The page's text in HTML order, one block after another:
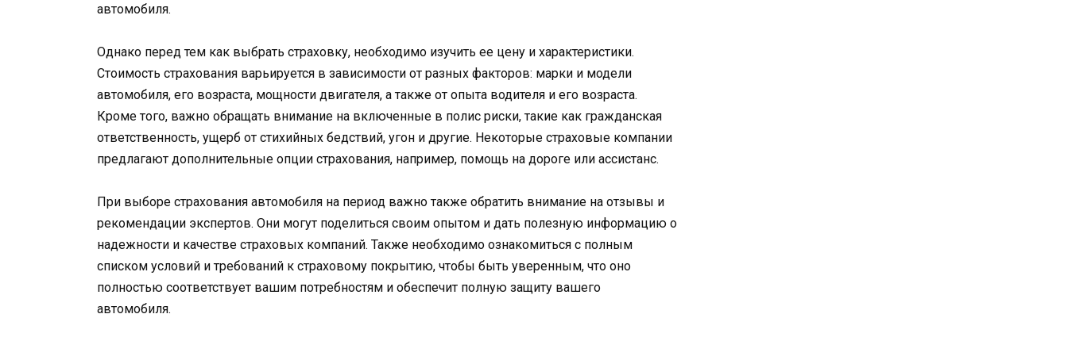
автомобиля.
Однако перед тем как выбрать страховку, необходимо изучить ее цену и характеристики.
Стоимость страхования варьируется в зависимости от разных факторов: марки и модели
автомобиля, его возраста, мощности двигателя, а также от опыта водителя и его возраста.
Кроме того, важно обращать внимание на включенные в полис риски, такие как гражданская
ответственность, ущерб от стихийных бедствий, угон и другие. Некоторые страховые компании
предлагают дополнительные опции страхования, например, помощь на дороге или ассистанс.
При выборе страхования автомобиля на период важно также обратить внимание на отзывы и
рекомендации экспертов. Они могут поделиться своим опытом и дать полезную информацию о
надежности и качестве страховых компаний. Также необходимо ознакомиться с полным
списком условий и требований к страховому покрытию, чтобы быть уверенным, что оно
полностью соответствует вашим потребностям и обеспечит полную защиту вашего
автомобиля.